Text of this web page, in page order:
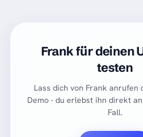
Frank für deinen
testen
Lass dich von Frank anrufen
Demo - du erlebst ihn direkt
Fall.